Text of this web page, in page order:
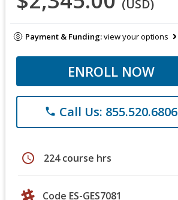
(USD)
Payment & Funding:view your options
ENROLL NOW
phone Call Us: 855.520.6806
schedule 224 course hrs
Code ES-GES7081